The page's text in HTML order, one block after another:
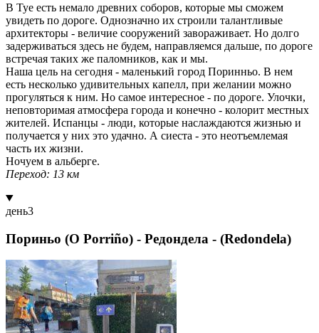
В Туе есть немало древних соборов, которые мы сможем
увидеть по дороге. Однозначно их строили талантливые
архитекторы - величие сооружений завораживает. Но долго
задерживаться здесь не будем, направляемся дальше, по дороге
встречая таких же паломников, как и мы.
Наша цель на сегодня - маленький город Поринньо. В нем
есть несколько удивительных капелл, при желании можно
прогуляться к ним. Но самое интересное - по дороге. Улочки,
неповторимая атмосфера города и конечно - колорит местных
жителей. Испанцы - люди, которые наслаждаются жизнью и
получается у них это удачно. А сиеста - это неотъемлемая
часть их жизни.
Ночуем в альберге.
Переход: 13 км
день3
Пориньо (O Porriño) - Редондела - (Redondela)